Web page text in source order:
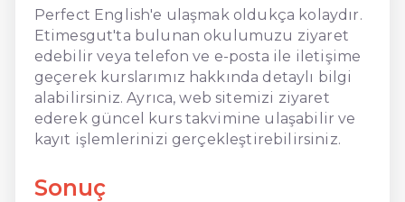
Perfect English'e ulaşmak oldukça kolaydır.
Etimesgut'ta bulunan okulumuzu ziyaret
edebilir veya telefon ve e-posta ile iletişime
geçerek kurslarımız hakkında detaylı bilgi
alabilirsiniz. Ayrıca, web sitemizi ziyaret
ederek güncel kurs takvimine ulaşabilir ve
kayıt işlemlerinizi gerçekleştirebilirsiniz.
Sonuç